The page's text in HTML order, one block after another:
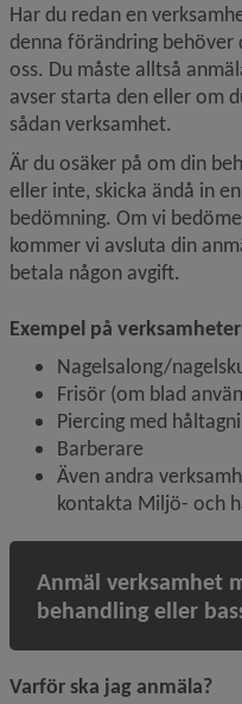
Har du redan en
denna förändring
oss. Du måste alltså
avser starta den eller om
sådan verksamhet.
Är du osäker på om din
eller inte, skicka ändå in
bedömning. Om vi
kommer vi avsluta din
betala någon avgift.
Exempel på
Nagelsalong/
Frisör (om blad
Piercing med
Barberare
Även andra
kontakta Miljö- och
Anmäl verksamhet
behandling eller
Varför ska jag anmäla?